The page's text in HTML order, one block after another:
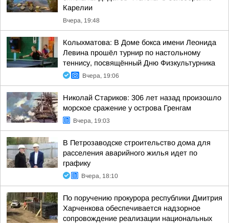
Карелии
Вчера, 19:48
Колыхматова: В Доме бокса имени Леонида
Левина прошёл турнир по настольному
теннису, посвящённый Дню Физкультурника
Вчера, 19:06
Николай Стариков: 306 лет назад произошло
морское сражение у острова Гренгам
Вчера, 19:03
В Петрозаводске строительство дома для
расселения аварийного жилья идет по
графику
Вчера, 18:10
По поручению прокурора республики Дмитрия
Харченкова обеспечивается надзорное
сопровождение реализации национальных